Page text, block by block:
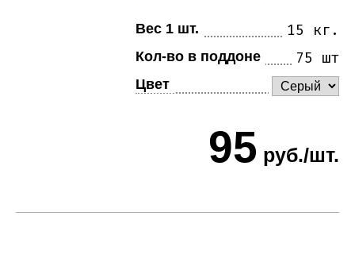
Вес 1 шт. 15 кг.
Кол-во в поддоне 75 шт
Цвет
95 руб./шт.